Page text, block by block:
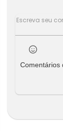
Comentários